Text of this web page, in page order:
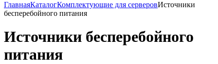
ГлавнаяКаталогКомплектующие для серверовИсточники
бесперебойного питания
Источники бесперебойного
питания